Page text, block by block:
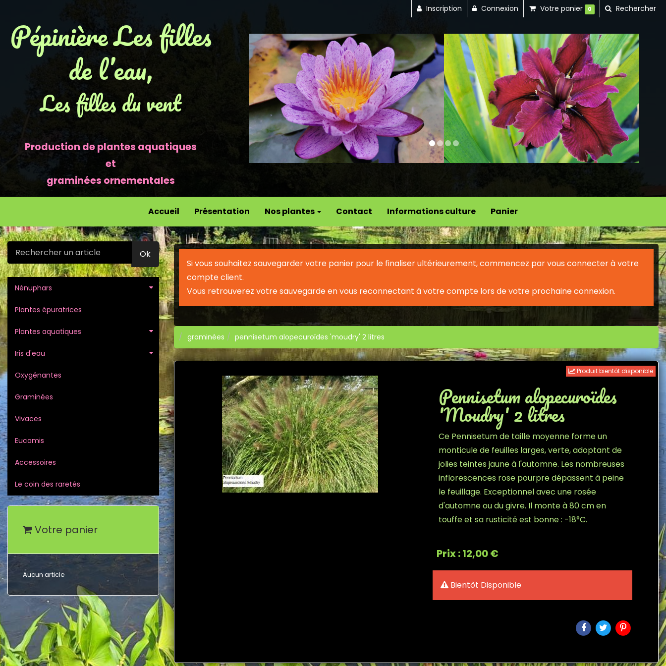
Pépinière Les filles
de l’eau,
Les filles du vent
Production de plantes aquatiques
et
graminées ornementales
Previous Next
Accueil Présentation Nos plantes Contact Informations culture Panier
Si vous souhaitez sauvegarder votre panier pour le finaliser ultérieurement, commencez par vous connecter à votre
compte client.
Vous retrouverez votre sauvegarde en vous reconnectant à votre compte lors de votre prochaine connexion.
graminées pennisetum alopecuroïdes 'moudry' 2 litres
Produit bientôt disponible
Pennisetum alopecuroïdes
'Moudry' 2 litres
Ce Pennisetum de taille moyenne forme un
monticule de feuilles larges, verte, adoptant de
jolies teintes jaune à l'automne. Les nombreuses
inflorescences rose pourpre dépassent à peine
le feuillage. Exceptionnel avec une rosée
d'automne ou du givre. Il monte à 80 cm en
touffe et sa rusticité est bonne : -18°C.
Prix : 12,00 €
Bientôt Disponible
Ok
Nénuphars
Plantes épuratrices
Plantes aquatiques
Iris d'eau
Oxygénantes
Graminées
Vivaces
Eucomis
Accessoires
Le coin des raretés
Votre panier
Aucun article
Inscription Connexion Votre panier 0 Rechercher